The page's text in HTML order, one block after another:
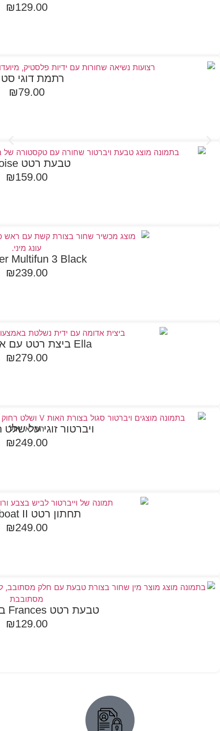
₪129.00
רתמת דוגי
₪79.00
טבעת רטט Heloise
₪159.00
Multifun 3 Black
₪239.00
המלאי אזל
Ella ביצת רטט עם אפליקציה
₪279.00
ויברטור זוגי על שלט Algernon
₪249.00
תחתון רטט Fairy boat II
₪249.00
טבעת רטט Frances בצבע שחור
₪129.00